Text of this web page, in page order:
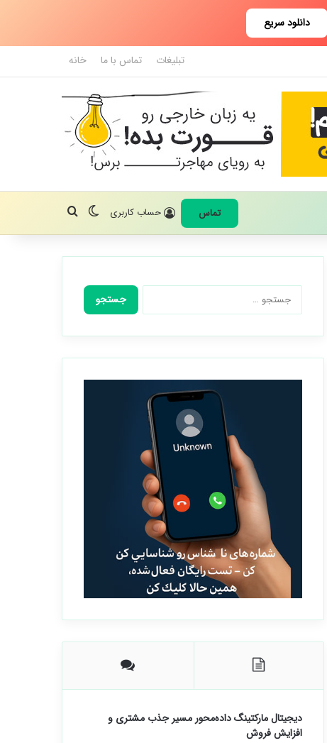
دانلود سریع
تبلیغات تماس با ما خانه
تماس حساب کاربری تغییر پوسته
جستجو برای
جستجو
برای:
دیجیتال مارکتینگ داده‌محور مسیر جذب مشتری و
افزایش فروش